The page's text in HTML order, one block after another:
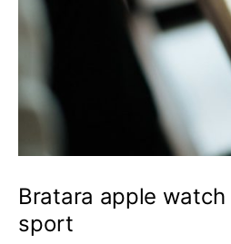
Bratara apple
sport